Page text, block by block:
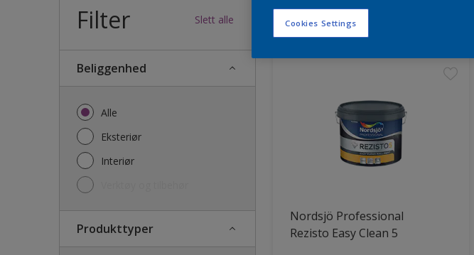
Filter Slett alle
Beliggenhed
Alle
Eksteriør
Interiør
Produkttyper
37produkter funnet
Nordsjö Professional
Rezisto Easy Clean 5
Cookies Settings